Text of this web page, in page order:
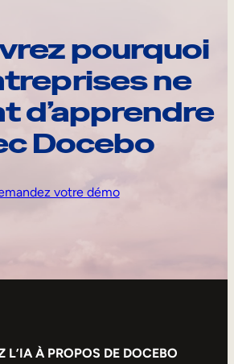
pourquoi
ne
d’apprendre
Docebo
votre démo
L’IA À PROPOS DE DOCEBO